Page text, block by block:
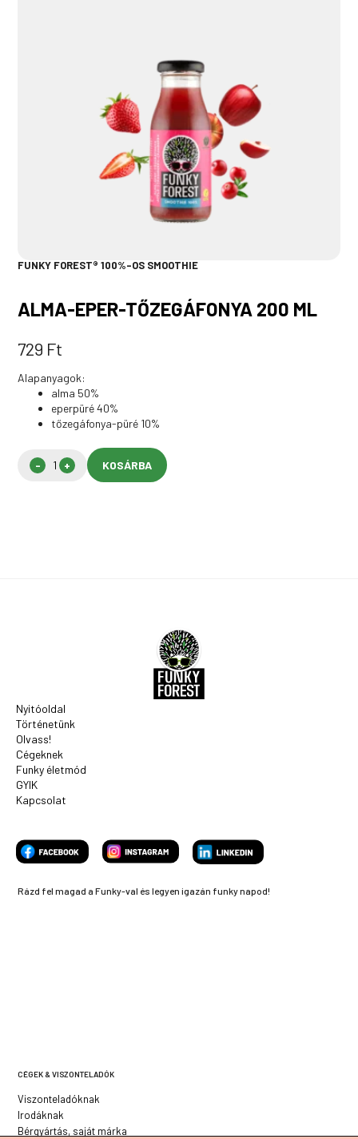
FUNKY FOREST® 100%-OS SMOOTHIE
ALMA-EPER-TŐZEGÁFONYA 200 ML
729 Ft
Alapanyagok:
alma 50%
eperpüré 40%
tőzegáfonya-püré 10%
KOSÁRBA
Nyitóoldal
Történetünk
Olvass!
Cégeknek
Funky életmód
GYIK
Kapcsolat
Rázd fel magad a Funky-val és legyen igazán funky napod!
CÉGEK & VISZONTELADÓK
Viszonteladóknak
Irodáknak
Bérgyártás, saját márka